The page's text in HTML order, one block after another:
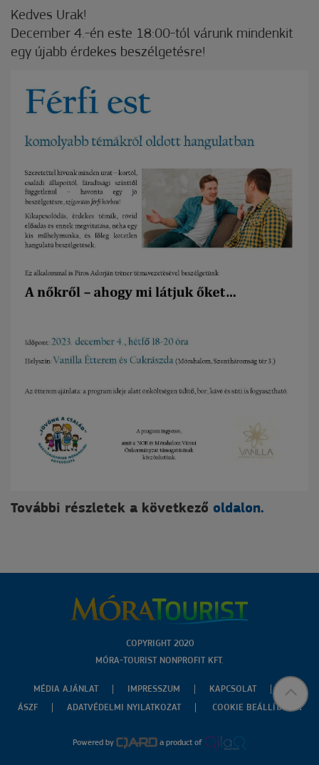
Kedves Urak!
December 4.-én este 18:00-tól várunk mindenkit
egy újabb érdekes beszélgetésre!
További részletek a következő oldalon.
COPYRIGHT 2020
MÓRA-TOURIST NONPROFIT KFT.
MÉDIA AJÁNLAT IMPRESSZUM
KAPCSOLAT
ÁSZF
ADATVÉDELMI NYILATKOZAT COOKIE BEÁLLÍTÁSOK
Powered by a product of